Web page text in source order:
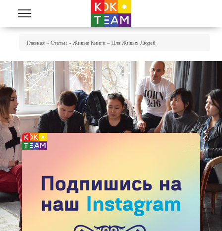
Перейти к основному содержанию
Главная » Статьи » Живые Книги – Для Живых Людей